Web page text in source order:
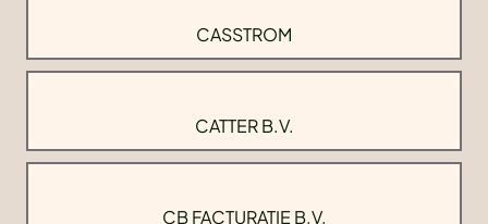
CASSTROM
CATTER B.V.
CB FACTURATIE B.V.